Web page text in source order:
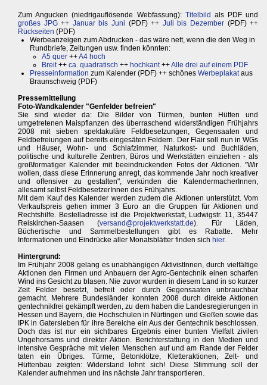
Zum Angucken (niedrigauflösende Webfassung): Titelbild als PDF und
großes JPG++ Januar bis Juni (PDF) ++ Juli bis Dezember (PDF) ++
Rückseiten (PDF)
Werbeanzeigen zum Abdrucken - das wäre nett, wenn die den Weg in
Rundbriefe, Zeitungen usw. finden könnten:
A5 quer ++A4 hoch
Breit++ ca. quadratisch ++ hochkant++Alle drei auf einem PDF
Presseinformation zum Kalender (PDF) ++ schönes Werbeplakataus
Braunschweig (PDF)
Pressemitteilung
Foto-Wandkalender "Genfelder befreien"
Sie sind wieder da: Die Bilder von Türmen, bunten Hütten und
umgetretenen Maispflanzen des überraschend widerständigen Frühjahrs
2008 mit sieben spektakuläre Feldbesetzungen, Gegensaaten und
Feldbefreiungen auf bereits eingesäten Feldern. Der Flair soll nun in WGs
und Häuser, Wohn- und Schlafzimmer, Naturkost- und Buchläden,
politische und kulturelle Zentren, Büros und Werkstätten einziehen - als
großformatiger Kalender mit beeindruckenden Fotos der Aktionen. "Wir
wollen, dass diese Erinnerung anregt, das kommende Jahr noch kreativer
und offensiver zu gestalten", verkünden die KalendermacherInnen,
allesamt selbst FeldbesetzerInnen des Frühjahrs.
Mit dem Kauf des Kalender werden zudem die Aktionen unterstützt. Vom
Verkaufspreis gehen immer 3 Euro an die Gruppen für Aktionen und
Rechtshilfe. Bestelladresse ist die Projektwerkstatt, Ludwigstr. 11, 35447
Reiskirchen-Saasen (versand@projektwerkstatt.de). Für Läden,
Büchertische und Sammelbestellungen gibt es Rabatte. Mehr
Informationen und Eindrücke aller Monatsblätter finden sich hier.
Hintergrund:
Im Frühjahr 2008 gelang es unabhängigen AktivistInnen, durch vielfältige
Aktionen den Firmen und Anbauern der Agro-Gentechnik einen scharfen
Wind ins Gesicht zu blasen. Nie zuvor wurden in diesem Land in so kurzer
Zeit Felder besetzt, befreit oder durch Gegensaaten unbrauchbar
gemacht. Mehrere Bundesländer konnten 2008 durch direkte Aktionen
gentechnikfrei gekämpft werden, zu dem haben die Landesregierungen in
Hessen und Bayern, die Hochschulen in Nürtingen und Gießen sowie das
IPK in Gatersleben für ihre Bereiche ein Aus der Gentechnik beschlossen.
Doch das ist nur ein sichtbares Ergebnis einer bunten Vielfalt zivilen
Ungehorsams und direkter Aktion. Berichterstattung in den Medien und
intensive Gespräche mit vielen Menschen auf und am Rande der Felder
taten ein Übriges. Türme, Betonklötze, Kletteraktionen, Zelt- und
Hüttenbau zeigten: Widerstand lohnt sich! Diese Stimmung soll der
Kalender aufnehmen und ins nächste Jahr transportieren.